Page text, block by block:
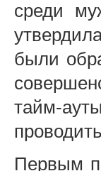
среди
были
тайм-
Первым